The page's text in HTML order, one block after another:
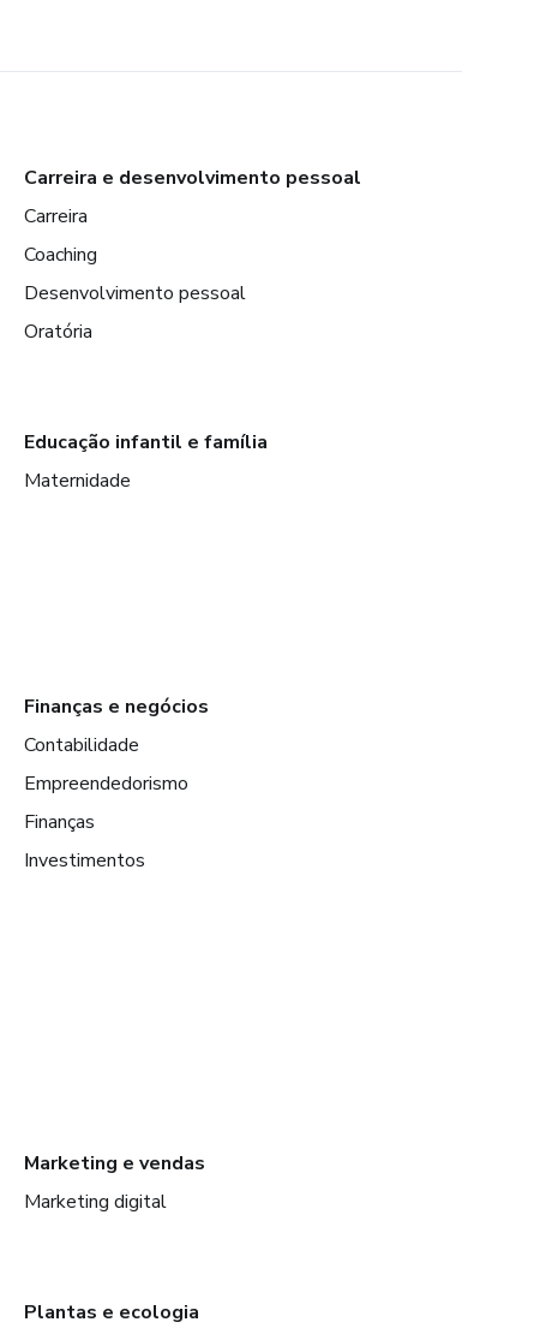
Carreira e desenvolvimento pessoal
Carreira
Coaching
Desenvolvimento pessoal
Oratória
Educação infantil e família
Maternidade
Finanças e negócios
Contabilidade
Empreendedorismo
Finanças
Investimentos
Marketing e vendas
Marketing digital
Plantas e ecologia